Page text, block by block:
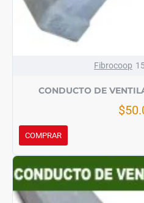
Fibrocoop
CONDUCTO DE
COMPRAR